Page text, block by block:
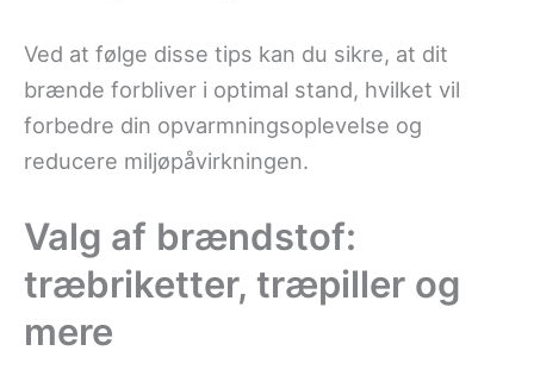
Ved at følge disse tips kan du sikre, at dit
brænde forbliver i optimal stand, hvilket vil
forbedre din opvarmningsoplevelse og
reducere miljøpåvirkningen.
Valg af brændstof:
træbriketter, træpiller og
mere